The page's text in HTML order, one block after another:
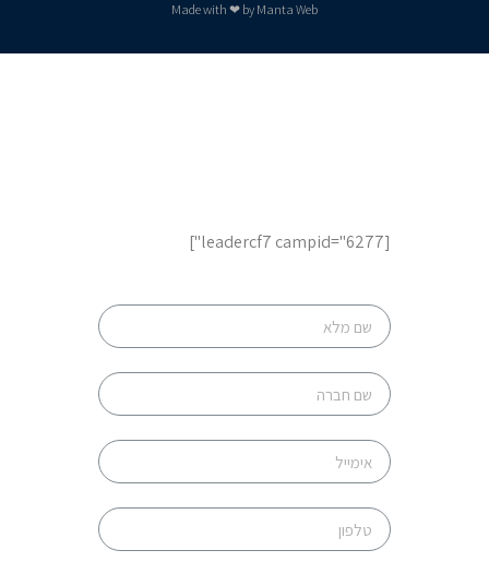
Made with ❤ by Manta Web
[leadercf7 campid="6277"]